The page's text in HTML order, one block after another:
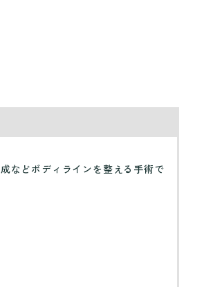
などボディラインを整える手術で